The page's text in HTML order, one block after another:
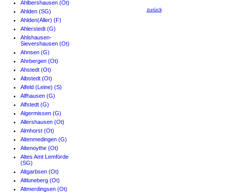
Ahlbershausen (Ot)
Ahlden (SG)
Ahlden(Aller) (F)
Ahlerstedt (G)
Ahlshausen-
Sievershausen (Ot)
Ahnsen (G)
Ahrbergen (Ot)
Ahstedt (Ot)
Albstedt (Ot)
Alfeld (Leine) (S)
Alfhausen (G)
Alfstedt (G)
Algermissen (G)
Allershausen (Ot)
Almhorst (Ot)
Altenmedingen (G)
Altenoythe (Ot)
Altes Amt Lemförde
(SG)
Altgarbsen (Ot)
Altluneberg (Ot)
Altmerdingsen (Ot)
zurück